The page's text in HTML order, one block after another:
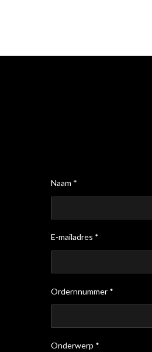
Naam *
E-mailadres *
Ordernnummer *
Onderwerp *